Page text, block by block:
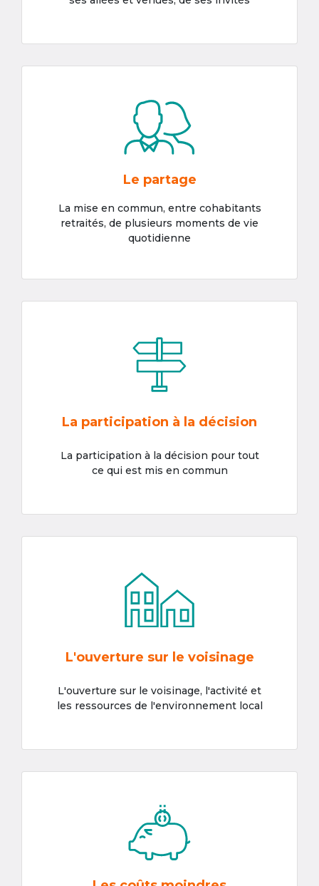
Le partage
La mise en commun, entre cohabitants
retraités, de plusieurs moments de vie
quotidienne
La participation à la décision
La participation à la décision pour tout
ce qui est mis en commun
L'ouverture sur le voisinage
L'ouverture sur le voisinage, l'activité et
les ressources de l'environnement local